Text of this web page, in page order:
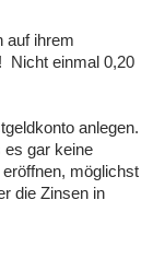
auf ihrem
Nicht einmal 0,20
anlegen.
es gar keine
möglichst
die Zinsen in